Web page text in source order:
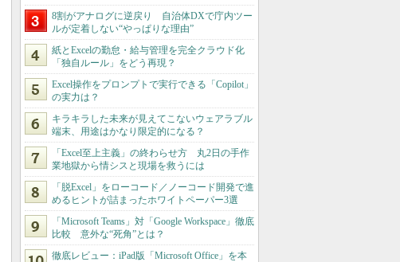
8割がアナログに逆戻り 自治体DXで庁内ツー
ルが定着しない“やっぱりな理由”
紙とExcelの勤怠・給与管理を完全クラウド化
「独自ルール」をどう再現？
Excel操作をプロンプトで実行できる「Copilot」
の実力は？
キラキラした未来が見えてこないウェアラブル
端末、用途はかなり限定的になる？
「Excel至上主義」の終わらせ方 丸2日の手作
業地獄から情シスと現場を救うには
「脱Excel」をローコード／ノーコード開発で進
めるヒントが詰まったホワイトペーパー3選
「Microsoft Teams」対「Google Workspace」徹底
比較 意外な“死角”とは？
徹底レビュー：iPad版「Microsoft Office」を本